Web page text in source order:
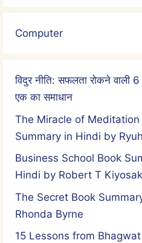
Computer
विदुर नीति: सफलता रोकने
एक का समाधान
The Miracle of Meditation
Summary in Hindi by
Business School Book
Hindi by Robert T
The Secret Book
Rhonda Byrne
15 Lessons from